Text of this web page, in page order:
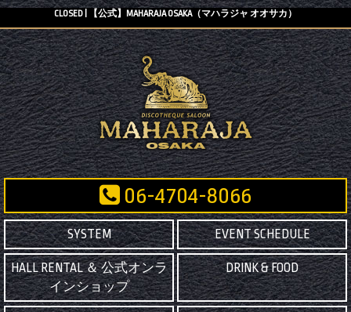
CLOSED | 【公式】MAHARAJA OSAKA（マハラジャ オオサカ）
06-4704-8066
SYSTEM EVENT SCHEDULE
HALL RENTAL ＆ 公式オンラ
インショップ
DRINK & FOOD